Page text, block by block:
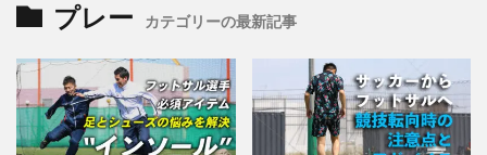
プレー カテゴリーの最新記事